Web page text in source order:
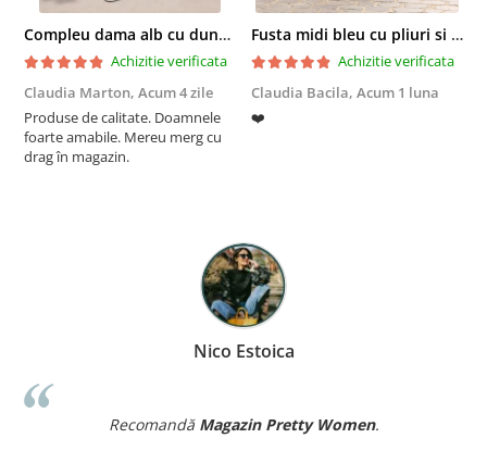
Compleu dama alb cu dungi laterale in nuante de verde si negru
Achizitie verificata
Claudia Marton, Acum 4 zile
Produse de calitate. Doamnele
foarte amabile. Mereu merg cu
drag în magazin.
Fusta midi bleu cu pliuri si buzunare
Achizitie verificata
Claudia Bacila, Acum 1 luna
❤️
Nico Estoica
Recomandă Magazin Pretty Women.